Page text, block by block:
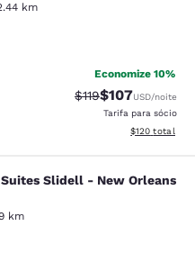
km
Bom. 1485 avaliações
Economize 10%
Tarifa anterior
$119Tarifa com
$107USD/noite
Tarifa para sócio
Exibir
$120 total
Slidell - New
Slidell - New Orleans
km
estrelas. Muito bom. 648 avaliações